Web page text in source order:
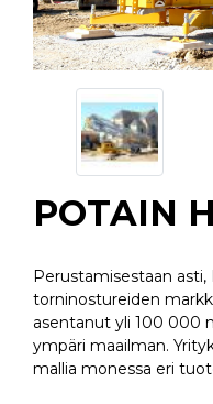
POTAIN
Perustamisestaan
torninostureiden
asentanut yli 100 000
ympäri maailman.
mallia monessa eri